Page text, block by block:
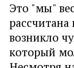
Это "мы"
возникло
который